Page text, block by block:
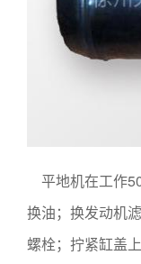
平地机在工作
换油；换发动机
螺栓；拧紧缸盖